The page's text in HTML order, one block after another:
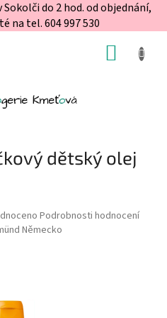
Sokolči do 2 hod. od objednání,
na tel. 604 997 530
dětský olej
Podrobnosti hodnocení
Německo